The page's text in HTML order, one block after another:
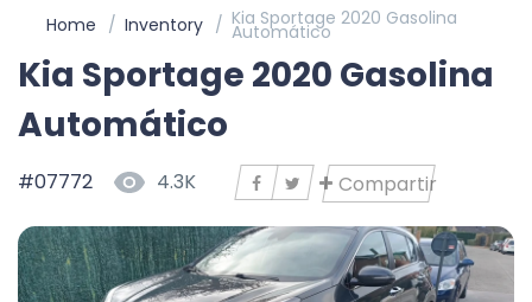
Home Inventory Kia Sportage 2020 Gasolina
Automático
Kia Sportage 2020 Gasolina
Automático
#07772 4.3K Compartir